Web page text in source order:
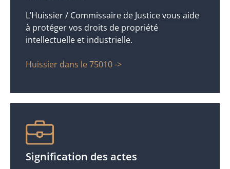
L’Huissier / Commissaire de Justice vous aide
à protéger vos droits de propriété
intellectuelle et industrielle.
Huissier dans le 75010 ->
Signification des actes